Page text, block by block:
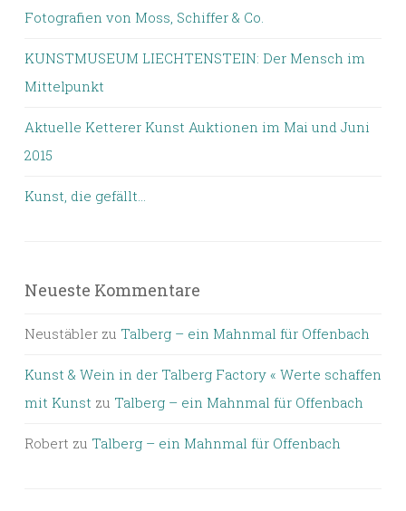
Fotografien von Moss, Schiffer & Co.
KUNSTMUSEUM LIECHTENSTEIN: Der Mensch im
Mittelpunkt
Aktuelle Ketterer Kunst Auktionen im Mai und Juni
2015
Kunst, die gefällt…
Neueste Kommentare
Neustäbler zu Talberg – ein Mahnmal für Offenbach
Kunst & Wein in der Talberg Factory « Werte schaffen
mit Kunst zu Talberg – ein Mahnmal für Offenbach
Robert zu Talberg – ein Mahnmal für Offenbach